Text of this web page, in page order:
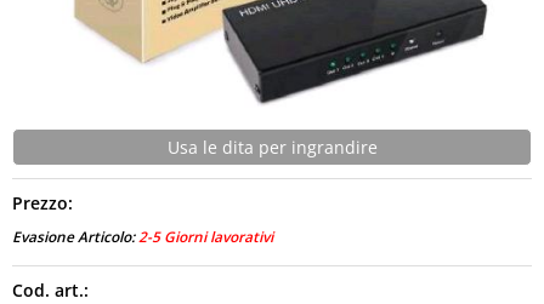
Usa le dita per ingrandire
Prezzo:
Evasione Articolo:2-5 Giorni lavorativi
Cod. art.: